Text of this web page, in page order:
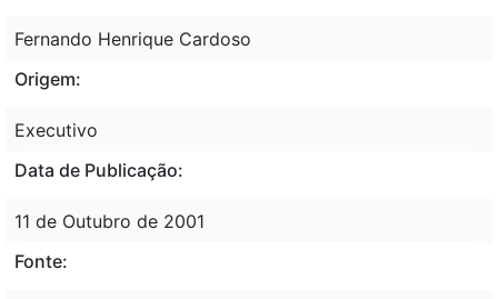
Fernando Henrique Cardoso
Origem:
Executivo
Data de Publicação:
11 de Outubro de 2001
Fonte: